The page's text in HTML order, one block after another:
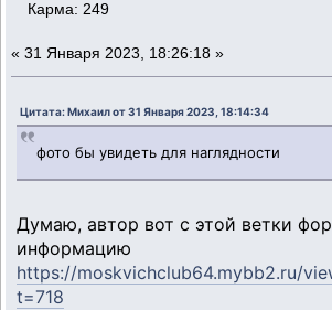
Карма: 249
« 31 Января 2023, 18:26:18 »
Цитата: Михаил от 31 Января 2023, 18:14:34
фото бы увидеть для наглядности
Думаю, автор вот с этой ветки
информацию
https://moskvichclub64.mybb2.ru/
t=718